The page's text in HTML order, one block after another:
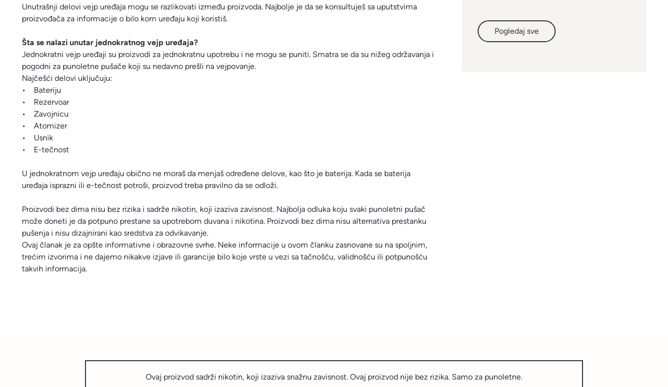
Unutrašnji delovi vejp uređaja mogu se razlikovati između proizvoda. Najbolje je da se konsultuješ sa uputstvima
proizvođača za informacije o bilo kom uređaju koji koristiš.
Šta se nalazi unutar jednokratnog vejp uređaja?
Jednokratni vejp uređaji su proizvodi za jednokratnu upotrebu i ne mogu se puniti. Smatra se da su nižeg održavanja i
pogodni za punoletne pušače koji su nedavno prešli na vejpovanje.
Najčešći delovi uključuju:
• Bateriju
• Rezervoar
• Zavojnicu
• Atomizer
• Usnik
• E-tečnost
U jednokratnom vejp uređaju obično ne moraš da menjaš određene delove, kao što je baterija. Kada se baterija
uređaja isprazni ili e-tečnost potroši, proizvod treba pravilno da se odloži.
Proizvodi bez dima nisu bez rizika i sadrže nikotin, koji izaziva zavisnost. Najbolja odluka koju svaki punoletni pušač
može doneti je da potpuno prestane sa upotrebom duvana i nikotina. Proizvodi bez dima nisu alternativa prestanku
pušenja i nisu dizajnirani kao sredstva za odvikavanje.
Ovaj članak je za opšte informativne i obrazovne svrhe. Neke informacije u ovom članku zasnovane su na spoljnim,
trećim izvorima i ne dajemo nikakve izjave ili garancije bilo koje vrste u vezi sa tačnošću, validnošću ili potpunošću
takvih informacija.
Pogledaj sve
Ovaj proizvod sadrži nikotin, koji izaziva snažnu zavisnost. Ovaj proizvod nije bez rizika. Samo za punoletne.​